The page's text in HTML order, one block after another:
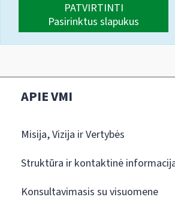
PATVIRTINTI
Pasirinktus slapukus
APIE VMI
Misija, Vizija ir Vertybės
Struktūra ir kontaktinė
Konsultavimasis su visuomene